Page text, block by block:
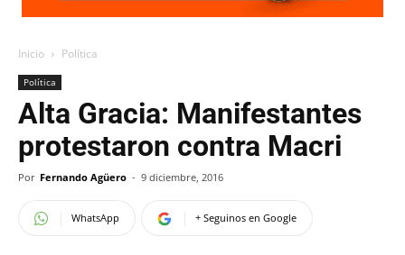
Inicio Política
Política
Alta Gracia: Manifestantes
protestaron contra Macri
Por Fernando Agüero - 9 diciembre, 2016
WhatsApp + Seguinos en Google